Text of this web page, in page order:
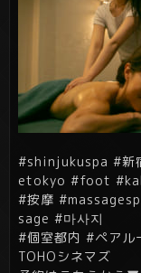
#shinjukuspa #新
etokyo #foot
#按摩
sage #마사지
#個室都内 #ペア
TOHOシネマズ